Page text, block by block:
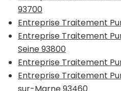
93700
Entreprise Traitement
Entreprise Traitement
Seine 93800
Entreprise Traitement
Entreprise Traitement